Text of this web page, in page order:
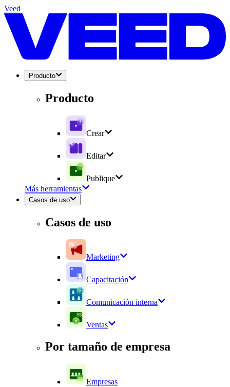
Veed
Producto
Producto
Crear
Editar
Publique
Más herramientas
Casos de uso
Casos de uso
Marketing
Capacitación
Comunicación interna
Ventas
Por tamaño de empresa
Empresas